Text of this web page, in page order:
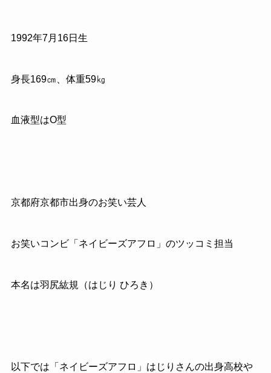
1992年7月16日生
身長169㎝、体重59㎏
血液型はO型
京都府京都市出身のお笑い芸人
お笑いコンビ「ネイビーズアフロ」のツッコミ担当
本名は羽尻紘規（はじり ひろき）
以下では「ネイビーズアフロ」はじりさんの出身高校や